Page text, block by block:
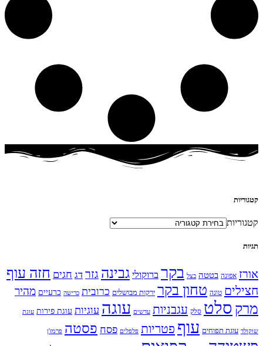
קטגוריות
קטגוריות
תגיות
אורז אפונה בטטה בצל בקר ברוקולי גבינה גזר דג חגים חזה עוף
חצילים טונה טחון בקר ירקות מבושלים כרובית כרישה כרעיים מהיר
מרק סלט סלק עגבניות עדשים עוגה עוגיות עוגת פירות עוגת
שוקולד עוגת תפוחים עוף פטריות פלפלים פסח פסטה פרמז'ן